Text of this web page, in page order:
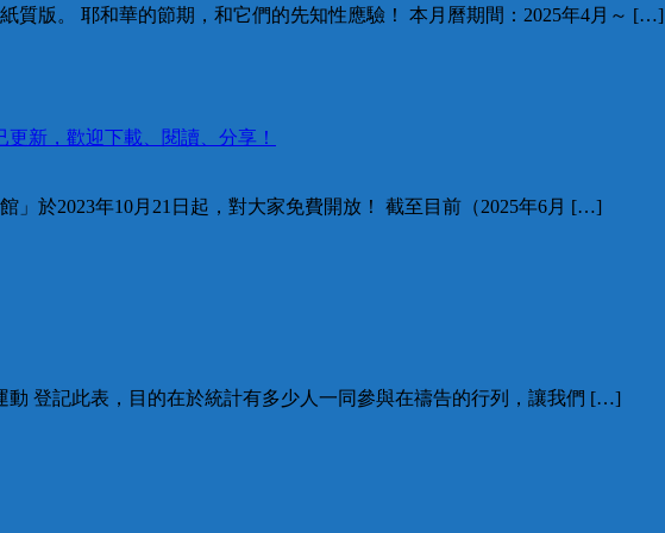
質版。 耶和華的節期，和它們的先知性應驗！ 本月曆期間：2025年4月～ […]
更新，歡迎下載、閱讀、分享！
」於2023年10月21日起，對大家免費開放！ 截至目前（2025年6月 […]
動 登記此表，目的在於統計有多少人一同參與在禱告的行列，讓我們 […]